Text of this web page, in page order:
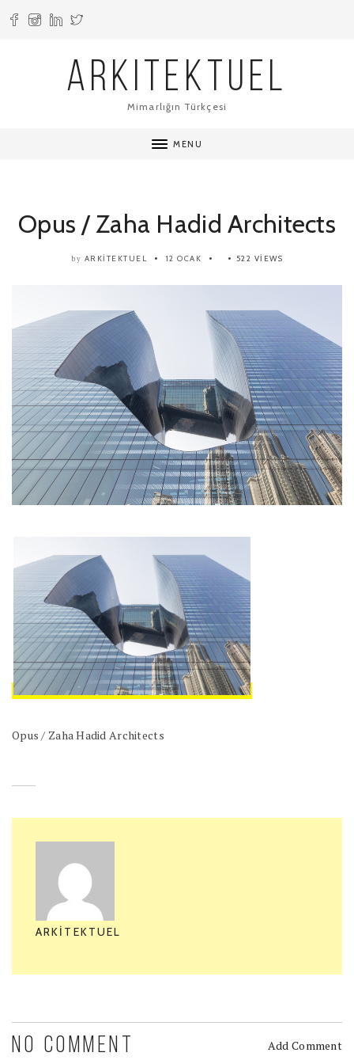
ARKITEKTUEL
Mimarlığın Türkçesi
MENU
Opus / Zaha Hadid Architects
by ARKITEKTUEL 12 OCAK 522 VIEWS
Opus / Zaha Hadid Architects
ARKITEKTUEL
NO COMMENT Add Comment